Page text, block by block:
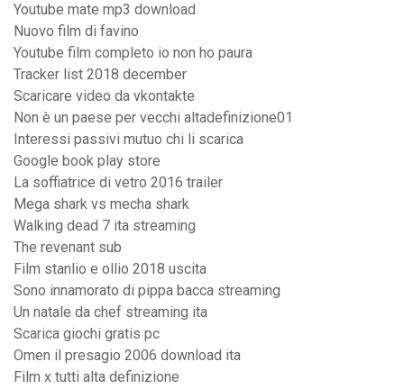
Youtube mate mp3 download
Nuovo film di favino
Youtube film completo io non ho paura
Tracker list 2018 december
Scaricare video da vkontakte
Non è un paese per vecchi altadefinizione01
Interessi passivi mutuo chi li scarica
Google book play store
La soffiatrice di vetro 2016 trailer
Mega shark vs mecha shark
Walking dead 7 ita streaming
The revenant sub
Film stanlio e ollio 2018 uscita
Sono innamorato di pippa bacca streaming
Un natale da chef streaming ita
Scarica giochi gratis pc
Omen il presagio 2006 download ita
Film x tutti alta definizione